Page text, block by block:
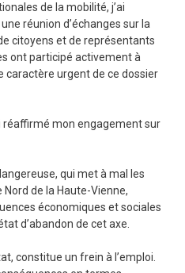
de la mobilité, j’ai
réunion d’échanges sur la
citoyens et de représentants
ont participé activement à
caractère urgent de ce dossier
réaffirmé mon engagement sur
qui met à mal les
de la Haute-Vienne,
économiques et sociales
d’abandon de cet axe.
constitue un frein à l’emploi.